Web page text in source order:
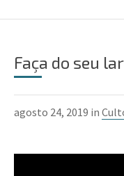
Faça do seu
agosto 24, 2019 in